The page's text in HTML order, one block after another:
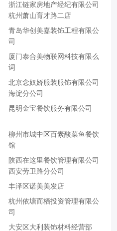
浙江链家房地产经纪有限公司
杭州萧山育才路二店
青岛华创美嘉装饰工程有限公
司
厦门泰合美物联网科技有限么
词
北京念奴娇服装服饰有限公司
海淀分公司
昆明金宝餐饮服务有限公司
柳州市城中区百素酸菜鱼餐饮
馆
陕西在这里餐饮管理有限公司
西安劳卫路分公司
丰泽区诺美美发店
杭州依塘而栖投资管理有限公
司
大安区大利装饰材料经营部